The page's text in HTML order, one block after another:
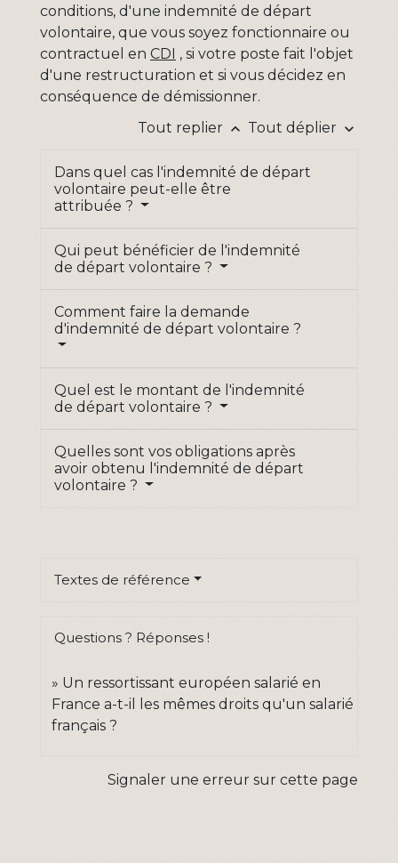
conditions, d'une indemnité de départ
volontaire, que vous soyez fonctionnaire ou
contractuel en CDI , si votre poste fait l'objet
d'une restructuration et si vous décidez en
conséquence de démissionner.
Tout replier keyboard_arrow_up Tout déplier keyboard_arrow_down
Dans quel cas l'indemnité de départ
volontaire peut-elle être
attribuée ?
Qui peut bénéficier de l'indemnité
de départ volontaire ?
Comment faire la demande
d'indemnité de départ volontaire ?
Quel est le montant de l'indemnité
de départ volontaire ?
Quelles sont vos obligations après
avoir obtenu l'indemnité de départ
volontaire ?
Textes de référence
Questions ? Réponses !
Un ressortissant européen salarié en
France a-t-il les mêmes droits qu'un salarié
français ?
Signaler une erreur sur cette page